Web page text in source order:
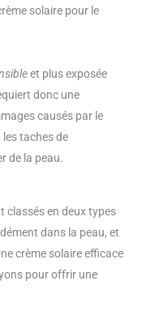
solaire pour le
et plus exposée
donc une
causés par le
les taches de
de la peau.
classés en deux types
dans la peau, et
crème solaire efficace
pour offrir une